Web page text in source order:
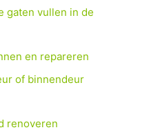
gaten vullen in de
en repareren
of binnendeur
renoveren